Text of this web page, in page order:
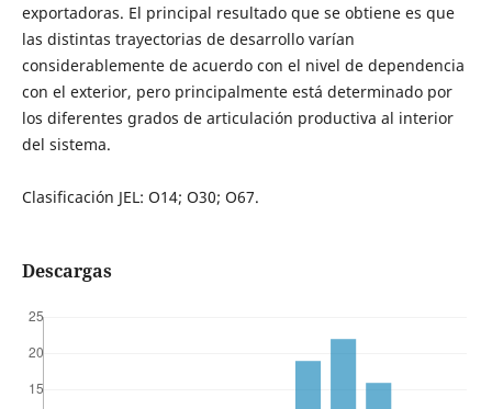
exportadoras. El principal resultado que se obtiene es que
las distintas trayectorias de desarrollo varían
considerablemente de acuerdo con el nivel de dependencia
con el exterior, pero principalmente está determinado por
los diferentes grados de articulación productiva al interior
del sistema.
Clasificación JEL: O14; O30; O67.
Descargas